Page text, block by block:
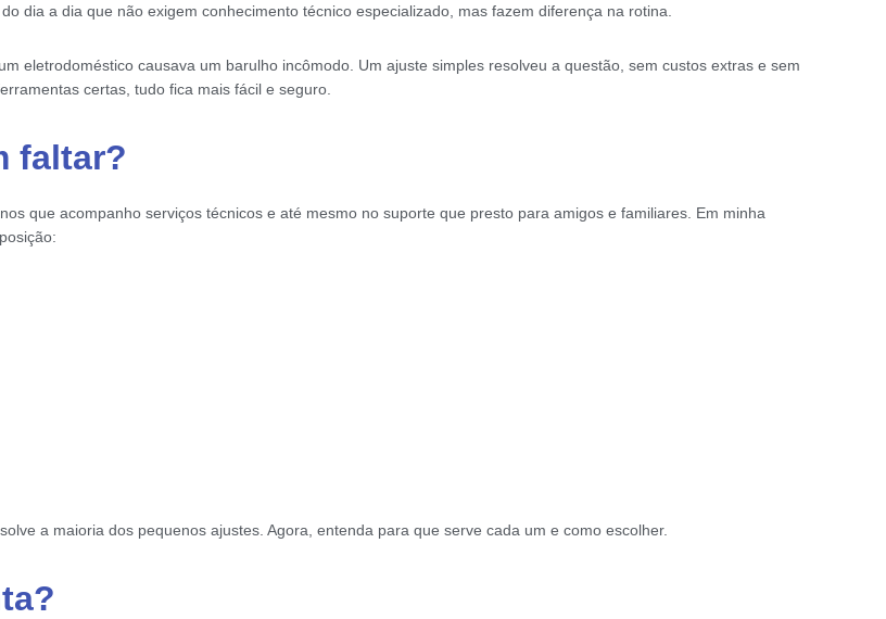
dia a dia que não exigem conhecimento técnico especializado, mas fazem diferença na rotina.
eletrodoméstico causava um barulho incômodo. Um ajuste simples resolveu a questão, sem custos extras e sem
certas, tudo fica mais fácil e seguro.
faltar?
que acompanho serviços técnicos e até mesmo no suporte que presto para amigos e familiares. Em minha
a maioria dos pequenos ajustes. Agora, entenda para que serve cada um e como escolher.